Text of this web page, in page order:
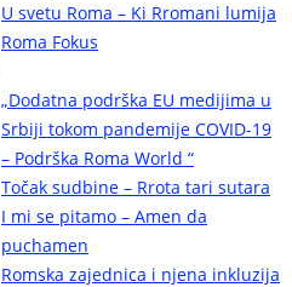
U svetu Roma – Ki Rromani lumija
Roma Fokus
„Dodatna podrška EU medijima u
Srbiji tokom pandemije COVID-19
– Podrška Roma World “
Točak sudbine – Rrota tari sutara
I mi se pitamo – Amen da
puchamen
Romska zajednica i njena inkluzija